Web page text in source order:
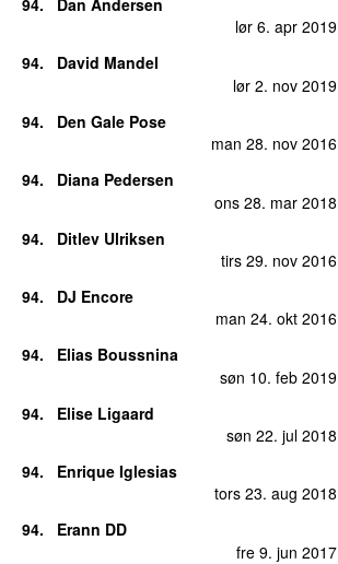
lør 6. apr 2019
94.
David Mandel
lør 2. nov 2019
94.
Den Gale Pose
man 28. nov 2016
94.
Diana Pedersen
ons 28. mar 2018
94.
Ditlev Ulriksen
tirs 29. nov 2016
94.
DJ Encore
man 24. okt 2016
94.
Elias Boussnina
søn 10. feb 2019
94.
Elise Ligaard
søn 22. jul 2018
94.
Enrique Iglesias
tors 23. aug 2018
94.
Erann DD
fre 9. jun 2017